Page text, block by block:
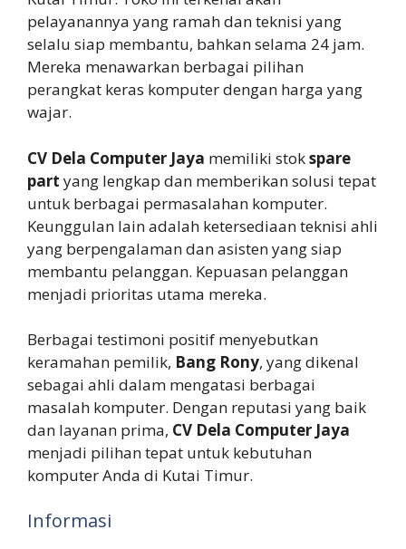
pelayanannya yang ramah dan teknisi yang
selalu siap membantu, bahkan selama 24 jam.
Mereka menawarkan berbagai pilihan
perangkat keras komputer dengan harga yang
wajar.
CV Dela Computer Jaya memiliki stokspare
part yang lengkap dan memberikan solusi tepat
untuk berbagai permasalahan komputer.
Keunggulan lain adalah ketersediaan teknisi ahli
yang berpengalaman dan asisten yang siap
membantu pelanggan. Kepuasan pelanggan
menjadi prioritas utama mereka.
Berbagai testimoni positif menyebutkan
keramahan pemilik, Bang Rony, yang dikenal
sebagai ahli dalam mengatasi berbagai
masalah komputer. Dengan reputasi yang baik
dan layanan prima, CV Dela Computer Jaya
menjadi pilihan tepat untuk kebutuhan
komputer Anda di Kutai Timur.
Informasi